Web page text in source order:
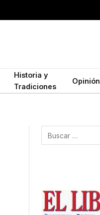
Historia y
Tradiciones
Opinión